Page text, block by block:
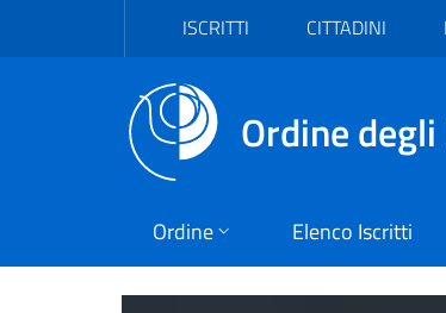
Vai al contenuto principale
ISCRITTI CITTADINI
Ordine
Ordine Elenco Iscritti